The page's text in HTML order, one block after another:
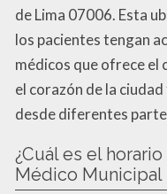
de Lima 07006. Esta
los pacientes tengan
médicos que ofrece el
el corazón de la
desde diferentes
¿Cuál es el
Médico Municipal